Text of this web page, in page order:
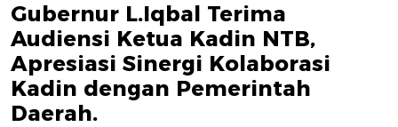
Gubernur L.Iqbal Terima
Audiensi Ketua Kadin NTB,
Apresiasi Sinergi Kolaborasi
Kadin dengan Pemerintah
Daerah.